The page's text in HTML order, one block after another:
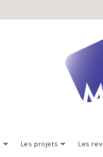
Les projets Les